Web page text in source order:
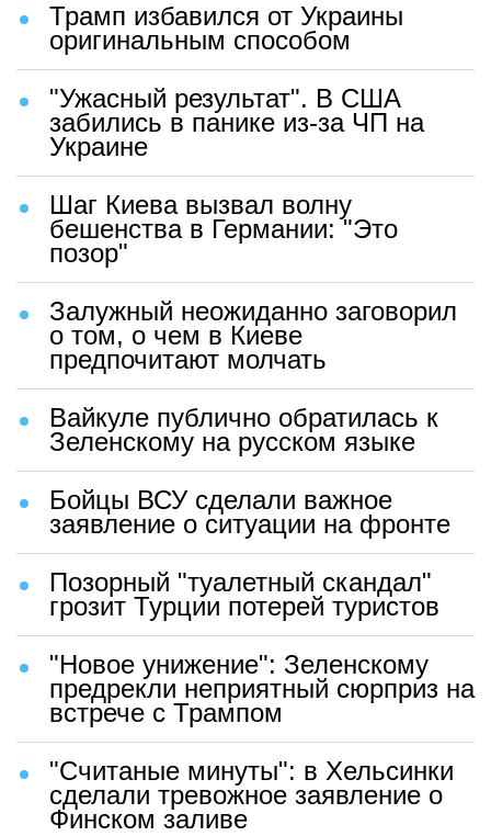
Трамп избавился от Украины
оригинальным способом
"Ужасный результат". В США
забились в панике из-за ЧП на
Украине
Шаг Киева вызвал волну
бешенства в Германии: "Это
позор"
Залужный неожиданно заговорил
о том, о чем в Киеве
предпочитают молчать
Вайкуле публично обратилась к
Зеленскому на русском языке
Бойцы ВСУ сделали важное
заявление о ситуации на фронте
Позорный "туалетный скандал"
грозит Турции потерей туристов
"Новое унижение": Зеленскому
предрекли неприятный сюрприз на
встрече с Трампом
"Считаные минуты": в Хельсинки
сделали тревожное заявление о
Финском заливе